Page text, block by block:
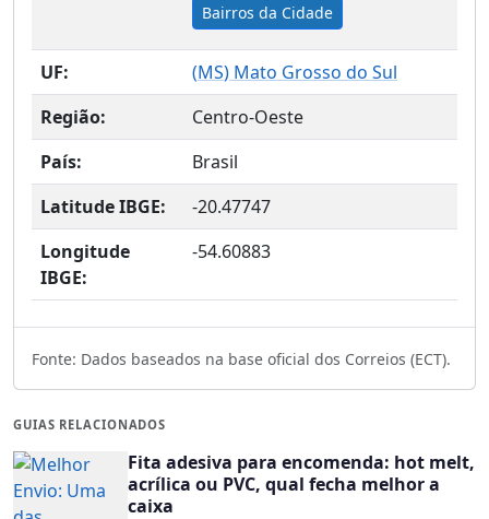
Bairros da Cidade
UF: (MS) Mato Grosso do Sul
Região:
Centro-Oeste
País:
Brasil
Latitude IBGE:
-20.47747
Longitude
IBGE:
-54.60883
Fonte: Dados baseados na base oficial dos Correios (ECT).
GUIAS RELACIONADOS
Fita adesiva para encomenda: hot melt,
acrílica ou PVC, qual fecha melhor a
caixa